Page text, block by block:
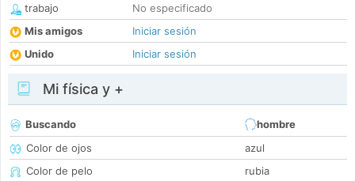
trabajo
No especificado
Mis amigos
Iniciar sesión
Unido
Iniciar sesión
Mi física y +
Buscando
hombre
Color de ojos
azul
Color de pelo
rubia